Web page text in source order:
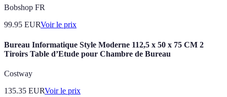
Bobshop FR
99.95 EURVoir le prix
Bureau Informatique Style Moderne 112,5 x 50 x 75 CM 2
Tiroirs Table d’Etude pour Chambre de Bureau
Costway
135.35 EURVoir le prix